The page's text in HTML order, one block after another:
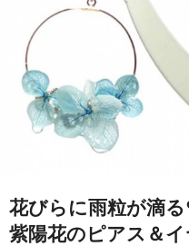
花びらに雨粒が滴
紫陽花のピアス＆